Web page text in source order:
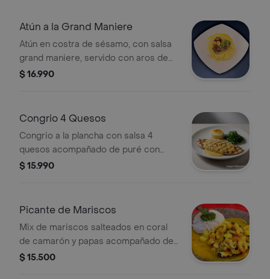
Atún a la Grand Maniere
Atún en costra de sésamo, con salsa
grand maniere, servido con aros de
cebolla frita y puré de piña.
$ 16.990
Congrio 4 Quesos
Congrio a la plancha con salsa 4
quesos acompañado de puré con
papas y espinaca.
$ 15.990
Picante de Mariscos
Mix de mariscos salteados en coral
de camarón y papas acompañado de
arroz verde
$ 15.500